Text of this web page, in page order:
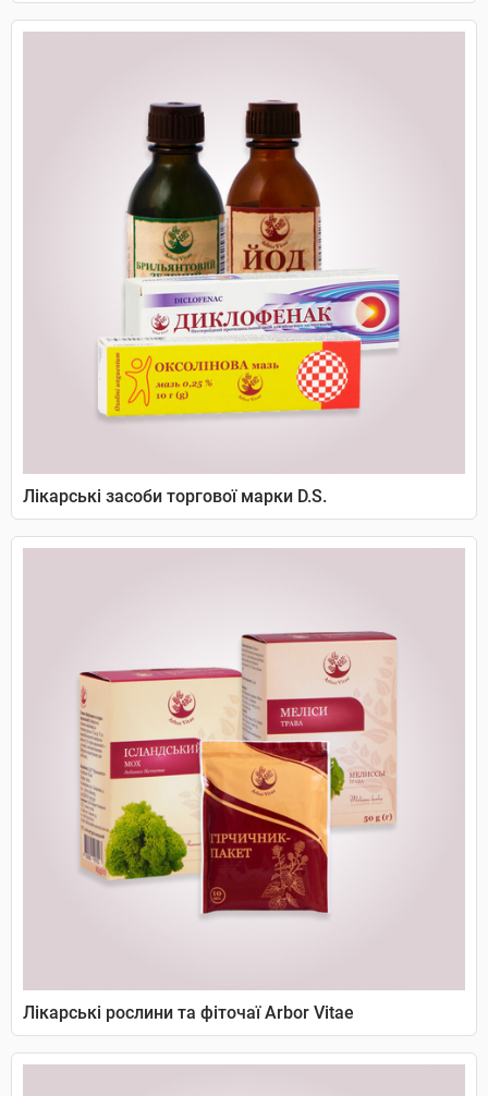
Лікарські засоби торгової марки D.S.
Лікарські рослини та фіточаї Arbor Vitae